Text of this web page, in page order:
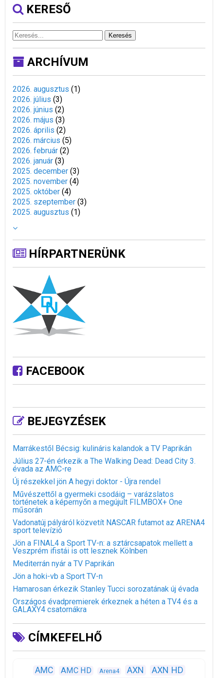
KERESŐ
Keresés
ARCHÍVUM
2026. augusztus (1)
2026. július (3)
2026. június (2)
2026. május (3)
2026. április (2)
2026. március (5)
2026. február (2)
2026. január (3)
2025. december (3)
2025. november (4)
2025. október (4)
2025. szeptember (3)
2025. augusztus (1)
HÍRPARTNERÜNK
FACEBOOK
BEJEGYZÉSEK
Marrákestől Bécsig: kulináris kalandok a TV Paprikán
Július 27-én érkezik a The Walking Dead: Dead City 3.
évada az AMC-re
Új részekkel jön A hegyi doktor - Újra rendel
Művészettől a gyermeki csodáig – varázslatos
történetek a képernyőn a megújult FILMBOX+ One
műsorán
Vadonatúj pályáról közvetít NASCAR futamot az ARENA4
sport televízió
Jön a FINAL4 a Sport TV-n: a sztárcsapatok mellett a
Veszprém ifistái is ott lesznek Kölnben
Mediterrán nyár a TV Paprikán
Jön a hoki-vb a Sport TV-n
Hamarosan érkezik Stanley Tucci sorozatának új évada
Országos évadpremierek érkeznek a héten a TV4 és a
GALAXY4 csatornákra
CÍMKEFELHŐ
AMC AMC HD Arena4 AXN AXN HD